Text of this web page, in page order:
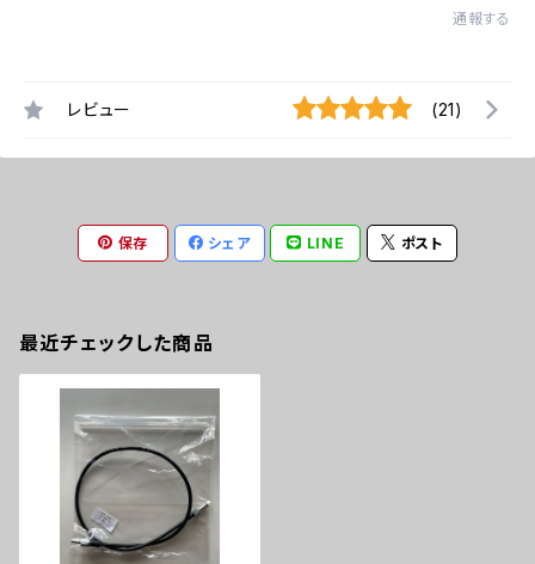
通報する
レビュー (21)
保存 シェア LINE ポスト
最近チェックした商品